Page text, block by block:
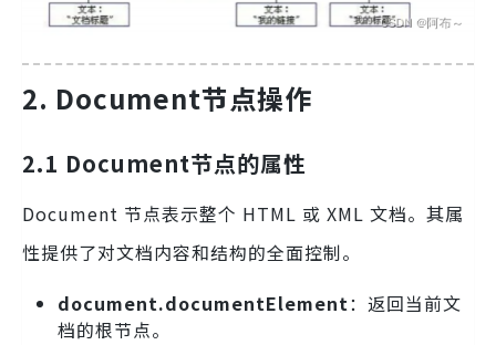
2. Document节点操作
2.1 Document节点的属性
Document 节点表示整个 HTML 或 XML 文档。其属
性提供了对文档内容和结构的全面控制。
document.documentElement：返回当前文
档的根节点。